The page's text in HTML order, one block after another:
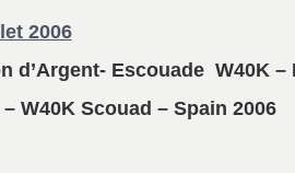
2006
d’Argent- Escouade W40K –
W40K Scouad – Spain 2006